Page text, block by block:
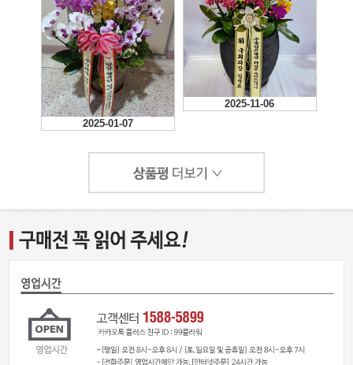
2025-11-06
2025-01-07